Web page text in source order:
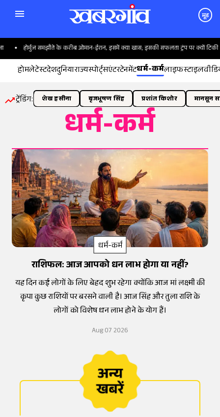
मूड
होर्मुज समझौते के करीब ओमान-ईरान, इसमें क्या खास; इसकी सफलता ट्रंप पर क्यों टिकी
होमलेटेस्टदेशदुनियाराज्यस्पोर्ट्सएंटरटेनमेंटधर्म-कर्मलाइफस्टाइल
ट्रेंडिंग: शेख हसीना बृजभूषण सिंह प्रशांत किशोर मानसून
धर्म-कर्म
धर्म-कर्म
राशिफल: आज आपको धन लाभ होगा या नहीं?
यह दिन कई लोगों के लिए बेहद शुभ रहेगा क्योंकि आज मां लक्ष्मी की
कृपा कुछ राशियों पर बरसने वाली है। आज सिंह और तुला राशि के
लोगों को विशेष धन लाभ होने के योग हैं।
Aug 07 2026